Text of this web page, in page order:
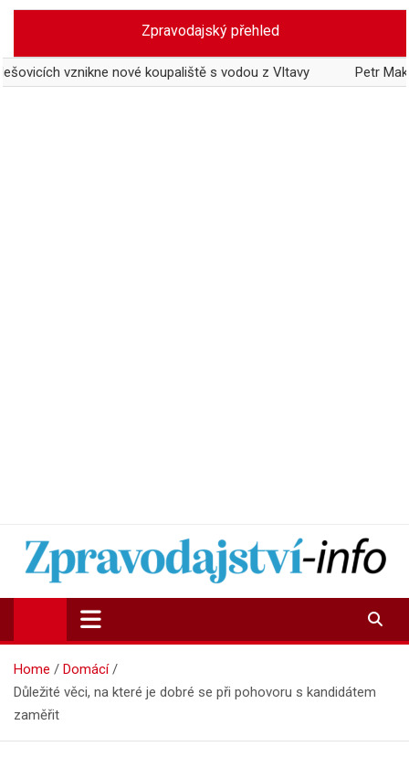
Skip
content
Zpravodajský přehled
vznikne nové koupaliště s vodou z Vltavy Petr Makovec
Zpravodajství-info.cz
Aktuality a informace on-line
Home
Domácí
Důležité věci, na které je dobré se při pohovoru s kandidátem
zaměřit